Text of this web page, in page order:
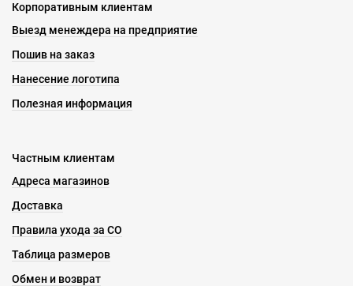
Корпоративным клиентам
Выезд менеждера на предприятие
Пошив на заказ
Нанесение логотипа
Полезная информация
Частным клиентам
Адреса магазинов
Доставка
Правила ухода за СО
Таблица размеров
Обмен и возврат